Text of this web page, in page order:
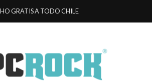
GRATIS A TODO CHILE
Cargador Original Notebook Acer Aspire 3
Cargador
Aspire 3 A315-